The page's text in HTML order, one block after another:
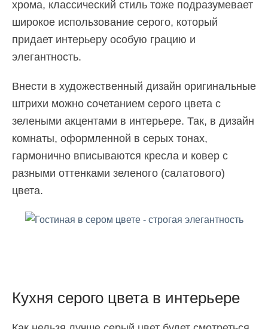
хрома, классический стиль тоже подразумевает
широкое использование серого, который
придает интерьеру особую грацию и
элегантность.
Внести в художественный дизайн оригинальные
штрихи можно сочетанием серого цвета с
зелеными акцентами в интерьере. Так, в дизайн
комнаты, оформленной в серых тонах,
гармонично вписываются кресла и ковер с
разными оттенками зеленого (салатового)
цвета.
Кухня серого цвета в интерьере